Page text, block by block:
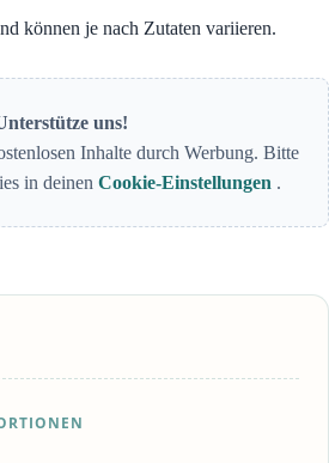
können je nach Zutaten variieren.
uns!
Inhalte durch Werbung. Bitte
in deinen Cookie-Einstellungen .